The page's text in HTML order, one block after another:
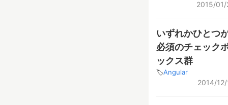
2015/
いずれかひとつ
必須のチェック
ックス群
Angular
2014/